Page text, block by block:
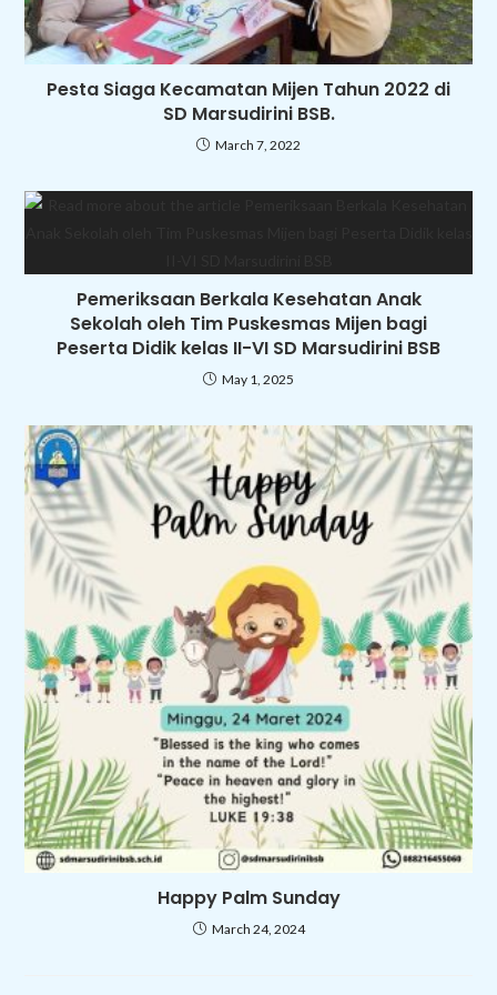
Pesta Siaga Kecamatan Mijen Tahun 2022 di
SD Marsudirini BSB.
March 7, 2022
Pemeriksaan Berkala Kesehatan Anak
Sekolah oleh Tim Puskesmas Mijen bagi
Peserta Didik kelas II-VI SD Marsudirini BSB
May 1, 2025
Happy Palm Sunday
March 24, 2024